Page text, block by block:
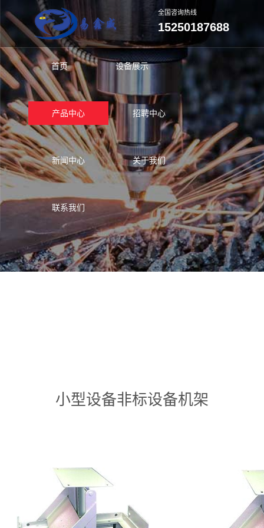
全国咨询热线
15250187688
首页 设备展示
产品中心 招聘中心
新闻中心 关于我们
联系我们
小型设备非标设备机架